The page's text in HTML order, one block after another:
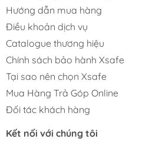
Hướng dẫn mua hàng
Điều khoản dịch vụ
Catalogue thương hiệu
Chính sách bảo hành Xsafe
Tại sao nên chọn Xsafe
Mua Hàng Trả Góp Online
Đối tác khách hàng
Kết nối với chúng tôi